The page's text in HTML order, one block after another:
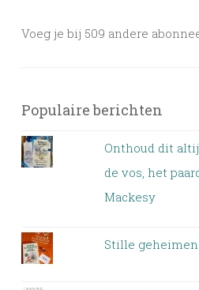
Voeg je bij 509 andere
Populaire berichten
Onthoud dit
de vos, het
Mackesy
Stille